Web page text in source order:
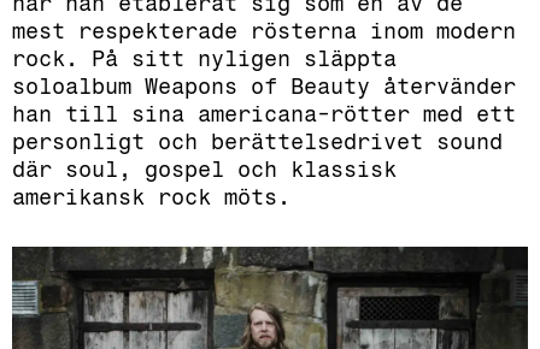
mest respekterade rösterna inom modern
rock. På sitt nyligen släppta
soloalbum Weapons of Beauty återvänder
han till sina americana-rötter med ett
personligt och berättelsedrivet sound
där soul, gospel och klassisk
amerikansk rock möts.